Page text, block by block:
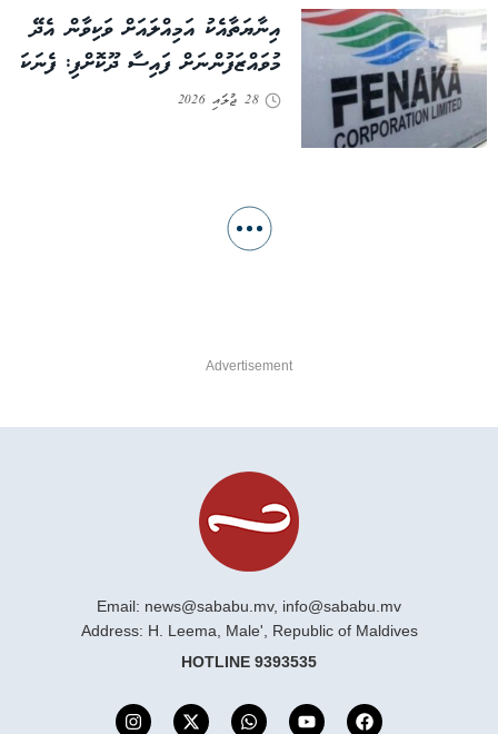
އިނާޔަތާއެކު އަމިއްލައަށް ވަކިވާން އެދޭ
މުވައްޒަފުންނަށް ފައިސާ ދޫކޮށްފި: ފެނަކަ
28 ޖުލައި 2026
Advertisement
Email: news@sababu.mv, info@sababu.mv
Address: H. Leema, Male', Republic of Maldives
HOTLINE 9393535